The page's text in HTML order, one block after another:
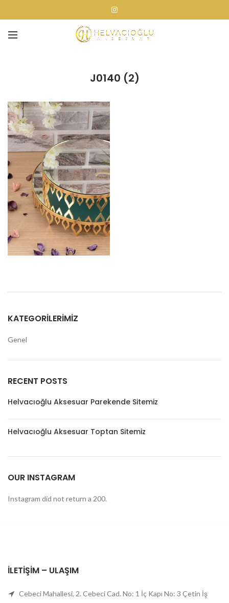
J0140 (2)
KATEGORILERIMIZ
Genel
RECENT POSTS
Helvacıoğlu Aksesuar Parekende Sitemiz
Helvacıoğlu Aksesuar Toptan Sitemiz
OUR INSTAGRAM
Instagram did not return a 200.
İLETIŞIM – ULAŞIM
Cebeci Mahallesi, 2. Cebeci Cad. No: 1 İç Kapı No: 3 Çetin İş